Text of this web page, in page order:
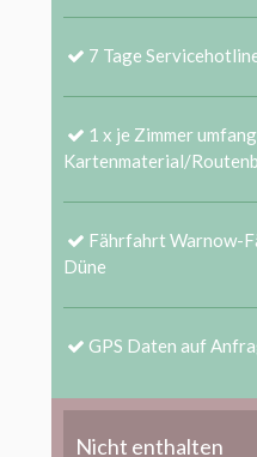
7 Tage
1 x je Zimmer
Kartenmaterial/
Fährfahrt Warnow-
Düne
GPS Daten auf
Nicht enthalten